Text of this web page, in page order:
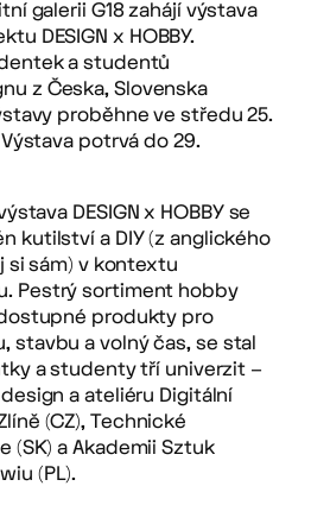
galerii G18 zahájí výstava
DESIGN x HOBBY.
a studentů
z Česka, Slovenska
proběhne ve středu 25.
potrvá do 29.
DESIGN x HOBBY se
kutilství a DIY (z anglického
si sám) v kontextu
Pestrý sortiment hobby
produkty pro
stavbu a volný čas, se stal
a studenty tří univerzit –
a ateliéru Digitální
(CZ), Technické
(SK) a Akademii Sztuk
(PL).